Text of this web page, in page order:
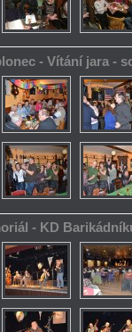
- Vítání jara -
- KD